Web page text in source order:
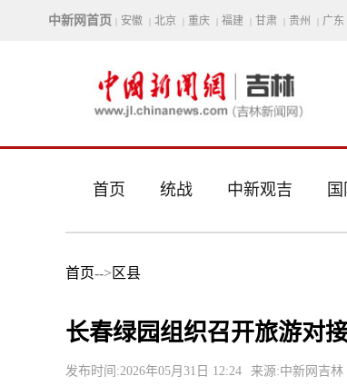
中新网首页 | 安徽 | 北京 | 重庆 | 福建 | 甘肃 | 贵州 | 广东
首页 统战 中新观吉
首页--> 区县
长春绿园组织召开旅游对
发布时间:2026年05月31日 12:24 来源:中新网吉林